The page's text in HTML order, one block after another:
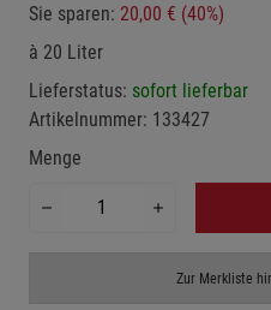
Sie sparen: 20,00 € (40%)
à 20 Liter
Lieferstatus: sofort lieferbar
Artikelnummer: 133427
Menge
Zur Merkliste